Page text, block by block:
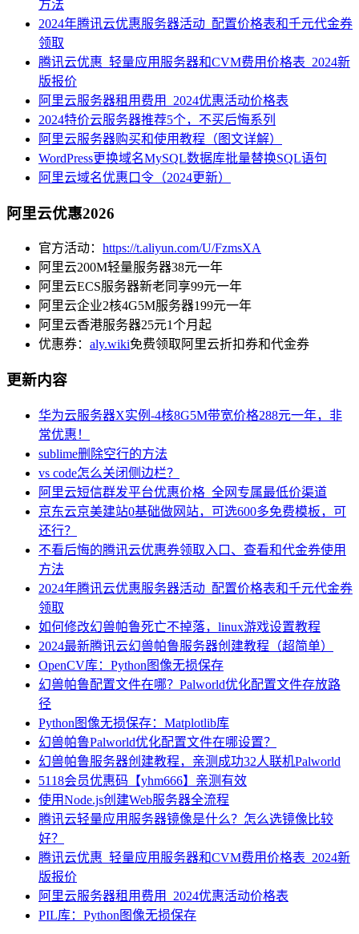
方法
2024年腾讯云优惠服务器活动_配置价格表和千元代金券
领取
腾讯云优惠_轻量应用服务器和CVM费用价格表_2024新
版报价
阿里云服务器租用费用_2024优惠活动价格表
2024特价云服务器推荐5个，不买后悔系列
阿里云服务器购买和使用教程（图文详解）
WordPress更换域名MySQL数据库批量替换SQL语句
阿里云域名优惠口令（2024更新）
阿里云优惠2026
官方活动： https://t.aliyun.com/U/FzmsXA
阿里云200M轻量服务器38元一年
阿里云ECS服务器新老同享99元一年
阿里云企业2核4G5M服务器199元一年
阿里云香港服务器25元1个月起
优惠券： aly.wiki免费领取阿里云折扣券和代金券
更新内容
华为云服务器X实例-4核8G5M带宽价格288元一年，非
常优惠！
sublime删除空行的方法
vs code怎么关闭侧边栏？
阿里云短信群发平台优惠价格_全网专属最低价渠道
京东云京美建站0基础做网站，可选600多免费模板，可
还行？
不看后悔的腾讯云优惠券领取入口、查看和代金券使用
方法
2024年腾讯云优惠服务器活动_配置价格表和千元代金券
领取
如何修改幻兽帕鲁死亡不掉落，linux游戏设置教程
2024最新腾讯云幻兽帕鲁服务器创建教程（超简单）
OpenCV库：Python图像无损保存
幻兽帕鲁配置文件在哪？Palworld优化配置文件存放路
径
Python图像无损保存：Matplotlib库
幻兽帕鲁Palworld优化配置文件在哪设置？
幻兽帕鲁服务器创建教程，亲测成功32人联机Palworld
5118会员优惠码【yhm666】亲测有效
使用Node.js创建Web服务器全流程
腾讯云轻量应用服务器镜像是什么？怎么选镜像比较
好？
腾讯云优惠_轻量应用服务器和CVM费用价格表_2024新
版报价
阿里云服务器租用费用_2024优惠活动价格表
PIL库：Python图像无损保存